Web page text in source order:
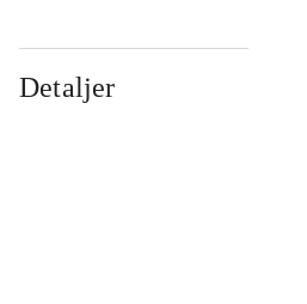
Detaljer